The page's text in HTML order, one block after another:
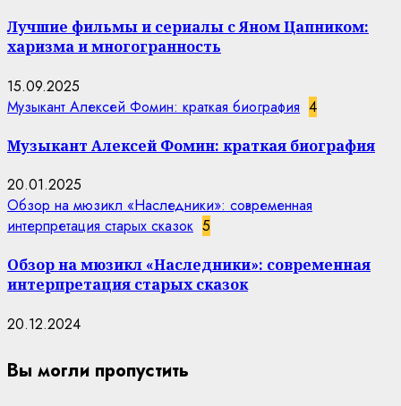
Лучшие фильмы и сериалы с Яном Цапником:
харизма и многогранность
15.09.2025
Музыкант Алексей Фомин: краткая биография 4
Музыкант Алексей Фомин: краткая биография
20.01.2025
Обзор на мюзикл «Наследники»: современная
интерпретация старых сказок 5
Обзор на мюзикл «Наследники»: современная
интерпретация старых сказок
20.12.2024
Вы могли пропустить